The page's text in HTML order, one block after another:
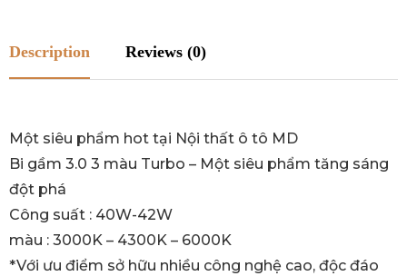
Description Reviews (0)
Một siêu phẩm hot tại Nội thất ô tô MD
Bi gầm 3.0 3 màu Turbo – Một siêu phẩm tăng sáng
đột phá
Công suất : 40W-42W
màu : 3000K – 4300K – 6000K
*Với ưu điểm sở hữu nhiều công nghệ cao, độc đáo